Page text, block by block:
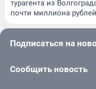
турагента из
почти миллиона рублей
Подписаться на
Сообщить новость